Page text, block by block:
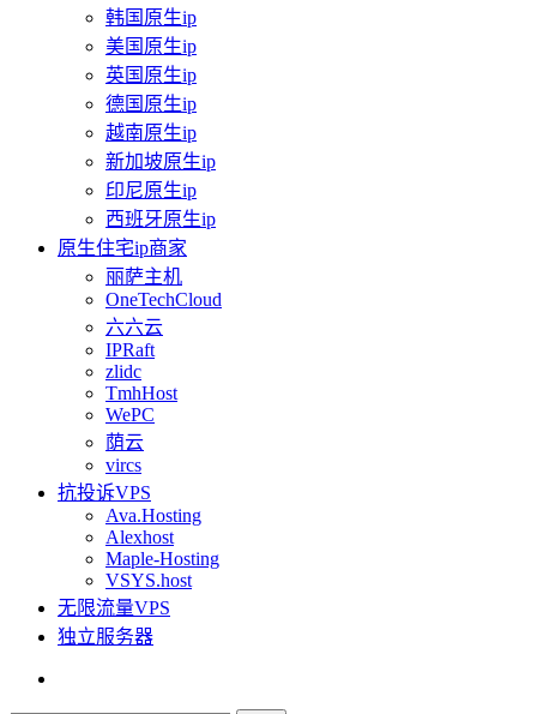
韩国原生ip
美国原生ip
英国原生ip
德国原生ip
越南原生ip
新加坡原生ip
印尼原生ip
西班牙原生ip
原生住宅ip商家
丽萨主机
OneTechCloud
六六云
IPRaft
zlidc
TmhHost
WePC
荫云
vircs
抗投诉VPS
Ava.Hosting
Alexhost
Maple-Hosting
VSYS.host
无限流量VPS
独立服务器